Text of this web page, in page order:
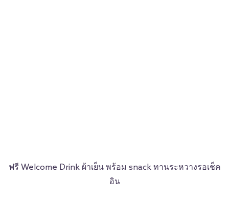
ฟรี Welcome Drink ผ้าเย็น พร้อม snack ทานระหวางรอเช็ค
อิน